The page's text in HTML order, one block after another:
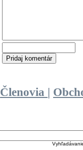
Členovia |